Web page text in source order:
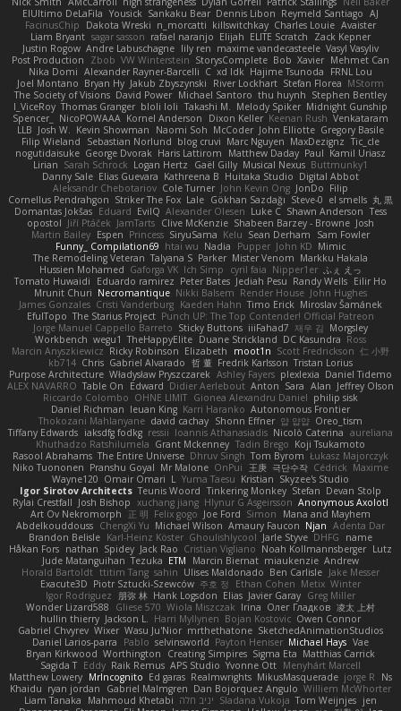
ElUltimo DeLaFila Yousick Sankaku Bear Dennis Libon Reymeld Santiago AJ
FacinusChip
Dakota Wreski n_morcatti killswitchkay Charles Louie Avaister
Liam Bryant sagar sasson rafael naranjo Elijah ELITE Scratch
Zack Kepner
Justin Rogow Andre Labuschagne lily ren maxime vandecasteele Vasyl Vasyliv
Post Production
Zbob VW Winterstein StorysComplete Bob Xavier Mehmet Can
Nika Domi Alexander Rayner-Barcelli C xd Idk Hajime Tsunoda
FRNL Lou
Joel Montano Bryan Hy Jakub Zbyszynski River Lockhart Stefan Florea MStorm
The Society of Visions David Power Michael Santoro thu huynh Stephen Bentley
I_ViceRoy Thomas Granger bloli loli Takashi M. Melody Spiker Midnight Gunship
Spencer_
NicoPOWAAA Kornel Anderson Dixon Keller Keenan Rush Venkataram
LLB Josh W. Kevin Showman Naomi Soh McCoder John Elliotte Gregory Basile
Filip Wieland
Sebastian Norlund blog cruvi Marc Nguyen MaxDezignz Tic_cle
nogutidaisuke George Dvorak Haris Lattirom Matthew Daday Paul Kamil Uriasz
Lirian Sarah Schrock Logan Hertz Gaël Gilly Musical Nexus Buttmunky1
Danny Sale Elias Guevara Kathreena B Huitaka Studio Digital Abbot
Aleksandr Chebotariov Cole Turner John Kevin Ong JonDo Filip
Cornellus Pendrahgon Striker The Fox Lale Gökhan Sazdağı Steve-0 el smells 丸 黒
Domantas Jokšas Eduard EvilQ Alexander Olesen Luke C Shawn Anderson Tess
opostol Jiří Ptáček JamTarts Clive McKenzie Shabeen Barzey - Browne Josh
Martin Bailey Espen Princess SiryuSama Kelu Sean Derham
Sam Fowler
Funny_ Compilation69 htai wu Nadia Pupper John KD Mimic
The Remodeling Veteran Talyana S Parker Mister Venom Markku Hakala
Hussien Mohamed Gaforga VK Ich Simp cyril faia Nipper1er ふぇ えっ
Tomato Huwaidi
Eduardo ramirez Peter Bates Jediah Pesu Randy Wells Eilir Ho
Mrunit Churi Necromantique Nikki Balsem Render House John Hughes
James Gonzales Cristi Vanderburg Kaeden Hahn Timo Erick Miroslav Šamánek
EfulTopo The Starius Project Punch UP: The Top Contender! Official Patreon
Jorge Manuel Cappello Barreto Sticky Buttons iiiFahad7 재우 김 Morgsley
Workbench wegu1 TheHappyElite Duane Strickland DC Kasundra Ross
Marcin Anyszkiewicz Ricky Robinson Elizabeth moot1n Scott Fredrickson 仁 小野
kb714 Chris Gabriel Alvarado 哲 董 Fredrik Karlsson Tristan Lorius
Purpose Architecture Władysław Pryszczarek Ashley Fayers plexlexia Daniel Tidemo
ALEX NAVARRO Table On Edward Didier Aerlebout Anton Sara Alan Jeffrey Olson
Riccardo Colombo OHNE LIMIT Gionea Alexandru Daniel philip sisk
Daniel Richman Ieuan King Karri Haranko Autonomous Frontier
Thokozani Mahlanyane david cachay Shonn Effner 얍 얍얍 Oreo_tism
Tiffany Edwards iaksdfg fodkg ressii Ioannis Athanasiadis Nicolò Caterina aureliana
Khuthadzo Ratshilumela Grant Mckenney Tadin Brego Koji Tsukamoto
Rasool Abrahams The Entire Universe Dhruv Singh Tom Byrom Łukasz Majorczyk
Niko Tuononen Pranshu Goyal Mr Malone OnPui 王庚 극단수작 Cédrick Maxime
Wayne120 Omair Omari L Yuma Taesu Kristian Skyzee's Studio
Igor Sirotov Architects Teunis Woord Tinkering Monkey Stefan Devan Stolp
Rylai Crestfall Josh Bishop xuchang jiang Hlynur G Asgeirsson Anonymous Axolotl
Art Ov Nekromorph
正 明 Felix gogo Joe Ford Simon
Mana and Mayhem
Abdelkouddouss ChengXi Yu Michael Wilson Amaury Faucon Njan Adenta Dar
Brandon Belisle Karl-Heinz Köster Ghoulishlycool Jarle Styve DHFG
name
Håkan Fors nathan Spidey Jack Rao Cristian Vigliano Noah Kollmannsberger Lutz
Jude Matanguihan Tezuka ETM Marcin Biernat miaukenzie Andrew
Horald Bartoldt ttitim Tang sahin Ulises Maldonado Ben Carlisle Jake Messer
Exacute3D Piotr Sztucki-Szewców 주호 정 Ethan Cohen Metix Winter
Igor Rodriguez
朋弥 林 Hank Logsdon Elias Javier Garay Greg Miller
Wonder Lizard588
Gliese 570 Wiola Miszczak Irina Олег Гладков 凌太 上村
hullin thierry Jackson L. Harri Myllynen Bojan Kostovic Owen Connor
Gabriel Chvyrev Wixer Wasu Ju'Nior mrthethatone SketchedAnimationStudios
Daniel Larios-parra
Pablo selvinsworld Payton Heniser Michael Hays Vae
Bryan Kirkwood Worthington Creating Simpires Sigma Eta Matthias Carrick
Sagida T Eddy Raik Remus APS Studio Yvonne Ott Menyhárt Marcell
Matthew Lowery MrIncognito Ed garas Realmwrights MikusMasquerade jorge R
Ns
Khaidu ryan jordan Gabriel Malmgren Dan Bojorquez Angulo Williem McWhorter
Liam Tanaka
Mahmoud Khetabi יניב חלה Sladana Vukoja Tom Weijnjes jen